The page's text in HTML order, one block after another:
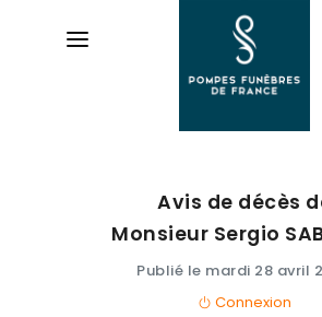
AVIS DE DÉCÈS
PRÉVOIR SES
Avis de décès
Monsieur Sergio
Publié le mardi 28 avril
Connexion